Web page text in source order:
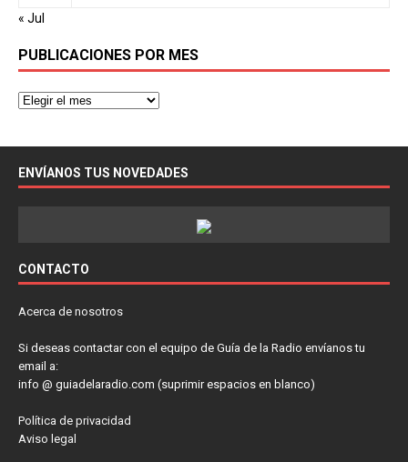
« Jul
PUBLICACIONES POR MES
ENVÍANOS TUS NOVEDADES
CONTACTO
Acerca de nosotros
Si deseas contactar con el equipo de Guía de la Radio envíanos tu
email a:
info @ guiadelaradio.com (suprimir espacios en blanco)
Política de privacidad
Aviso legal